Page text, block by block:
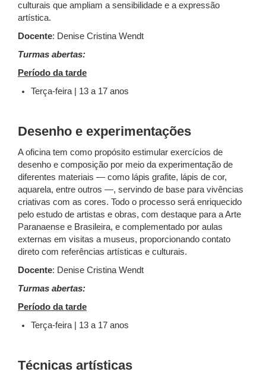
culturais que ampliam a sensibilidade e a expressão
artística.
Docente: Denise Cristina Wendt
Turmas abertas:
Período da tarde
Terça-feira | 13 a 17 anos
Desenho e experimentações
A oficina tem como propósito estimular exercícios de
desenho e composição por meio da experimentação de
diferentes materiais — como lápis grafite, lápis de cor,
aquarela, entre outros —, servindo de base para vivências
criativas com as cores. Todo o processo será enriquecido
pelo estudo de artistas e obras, com destaque para a Arte
Paranaense e Brasileira, e complementado por aulas
externas em visitas a museus, proporcionando contato
direto com referências artísticas e culturais.
Docente: Denise Cristina Wendt
Turmas abertas:
Período da tarde
Terça-feira | 13 a 17 anos
Técnicas artísticas